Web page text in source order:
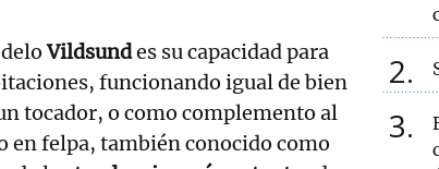
Vildsundes su capacidad para
funcionando igual de bien
tocador, o como complemento al
en felpa, también conocido como
2
3